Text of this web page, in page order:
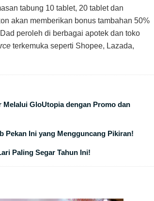
tabung 10 tablet, 20 tablet dan
akan memberikan bonus tambahan 50%
peroleh di berbagai apotek dan toko
terkemuka seperti Shopee, Lazada,
GloUtopia dengan Promo dan
Pekan Ini yang Mengguncang Pikiran!
Paling Segar Tahun Ini!